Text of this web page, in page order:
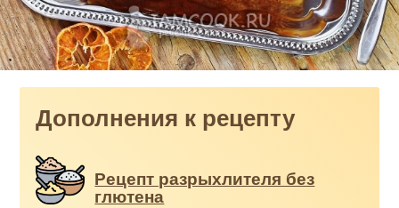
Дополнения к рецепту
Рецепт разрыхлителя без
глютена